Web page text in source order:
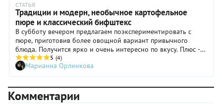
СТАТЬЯ
Традиции и модерн, необычное картофельное
пюре и классический бифштекс
В субботу вечером предлагаем поэкспериментировать с
пюре, приготовив более овощной вариант привычного
блюда. Получится ярко и очень интересно по вкусу. Плюс -
больше витаминов! А на горячее приготовим классический
бифштекс с яйцом. Не все же бургеры на мангале жарить!
5 (4)
Марианна Орлинкова
Комментарии